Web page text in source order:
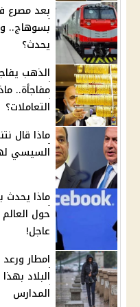
بعد مصرع
بسوهاج..
يحدث؟
مفاجأة..
التعاملات؟
ماذا قال
السيسي
ماذا
حول
عاجل!
امطار
البلاد
المدارس